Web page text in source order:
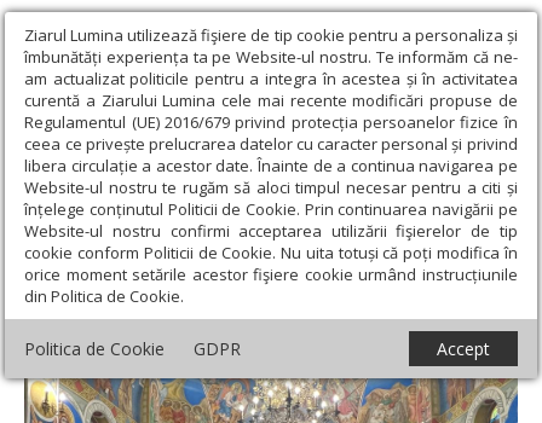
Ziarul Lumina utilizează fişiere de tip cookie pentru a personaliza și
îmbunătăți experiența ta pe Website-ul nostru. Te informăm că ne-
am actualizat politicile pentru a integra în acestea și în activitatea
curentă a Ziarului Lumina cele mai recente modificări propuse de
Regulamentul (UE) 2016/679 privind protecția persoanelor fizice în
ceea ce privește prelucrarea datelor cu caracter personal și privind
libera circulație a acestor date. Înainte de a continua navigarea pe
Website-ul nostru te rugăm să aloci timpul necesar pentru a citi și
înțelege conținutul Politicii de Cookie. Prin continuarea navigării pe
Website-ul nostru confirmi acceptarea utilizării fişierelor de tip
cookie conform Politicii de Cookie. Nu uita totuși că poți modifica în
orice moment setările acestor fişiere cookie urmând instrucțiunile
din Politica de Cookie.
Politica de Cookie GDPR Accept
Ziarul Lumina › Actualitate religioasă › Știri › Ședință
administrativă a clericilor din Protoieria Ilfov Sud
Ședință administrativă a clericilor din
Protoieria Ilfov Sud